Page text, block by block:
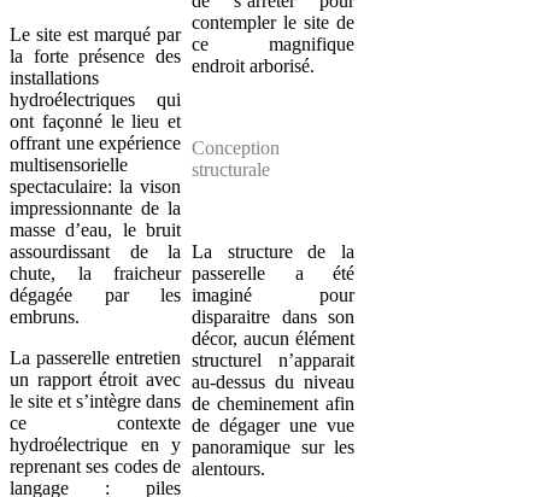
Le site est marqué par
la forte présence des
installations
hydroélectriques qui
ont façonné le lieu et
offrant une expérience
multisensorielle
spectaculaire: la vison
impressionnante de la
masse d’eau, le bruit
assourdissant de la
chute, la fraicheur
dégagée par les
embruns.
La passerelle entretien
un rapport étroit avec
le site et s’intègre dans
ce contexte
hydroélectrique en y
reprenant ses codes de
langage : piles
contempler le site de
ce magnifique
endroit arborisé.
Conception
structurale
La structure de la
passerelle a été
imaginé pour
disparaitre dans son
décor, aucun élément
structurel n’apparait
au-dessus du niveau
de cheminement afin
de dégager une vue
panoramique sur les
alentours.